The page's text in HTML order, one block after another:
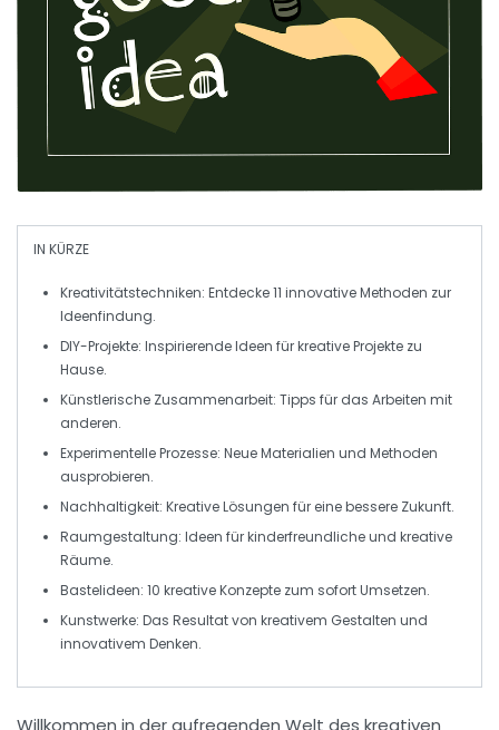
IN KÜRZE
Kreativitätstechniken: Entdecke 11 innovative Methoden zur
Ideenfindung.
DIY-Projekte: Inspirierende Ideen für kreative Projekte zu
Hause.
Künstlerische Zusammenarbeit: Tipps für das Arbeiten mit
anderen.
Experimentelle Prozesse: Neue Materialien und Methoden
ausprobieren.
Nachhaltigkeit: Kreative Lösungen für eine bessere Zukunft.
Raumgestaltung: Ideen für kinderfreundliche und kreative
Räume.
Bastelideen: 10 kreative Konzepte zum sofort Umsetzen.
Kunstwerke: Das Resultat von kreativem Gestalten und
innovativem Denken.
Willkommen in der aufregenden Welt des kreativen